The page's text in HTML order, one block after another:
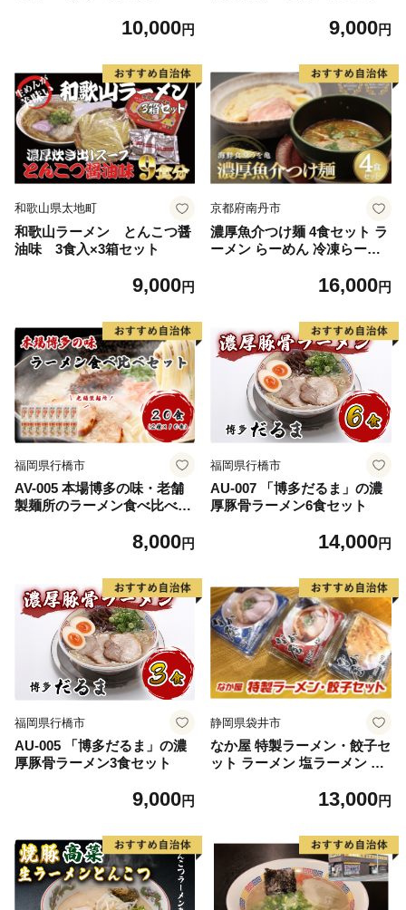
10,000円 9,000円
和歌山県太地町
和歌山ラーメン とんこつ醤
油味 3食入×3箱セット
9,000円
京都府南丹市
濃厚魚介つけ麺 4食セット ラ
ーメン らーめん 冷凍らーめ
お取り寄せ 濃厚 魚介 スープ
16,000円
福岡県行橋市
AV-005 本場博多の味・老舗
製麺所のラーメン食べ比べセ
8,000円
福岡県行橋市
AU-007 「博多だるま」の濃
厚豚骨ラーメン6食セット
14,000円
福岡県行橋市
AU-005 「博多だるま」の濃
厚豚骨ラーメン3食セット
9,000円
静岡県袋井市
なか屋 特製ラーメン・餃子セ
ット ラーメン 塩ラーメン 醤
合わせ 静岡 袋井市13,000円